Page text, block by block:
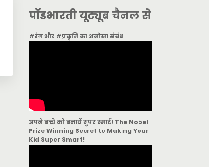
पॉडभारती यूट्यूब चैनल से
#रंग और #प्रकृति का अनोखा संबंध
अपने बच्चे को बनायें सुपर स्मार्ट! The Nobel
Prize Winning Secret to Making Your
Kid Super Smart!